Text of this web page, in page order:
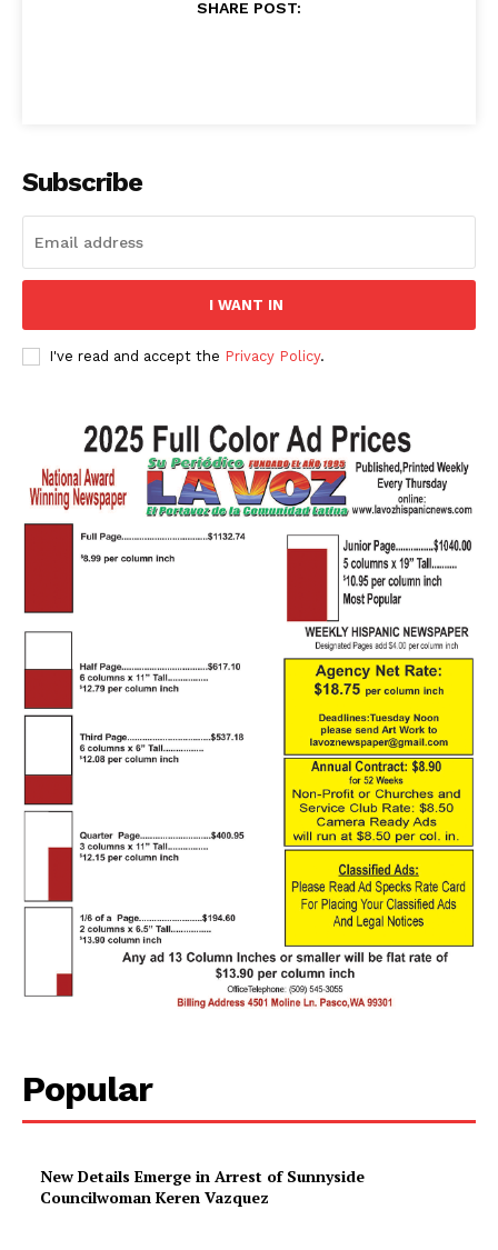
SHARE POST:
Subscribe
I WANT IN
I've read and accept the Privacy Policy.
Popular
New Details Emerge in Arrest of Sunnyside
Councilwoman Keren Vazquez